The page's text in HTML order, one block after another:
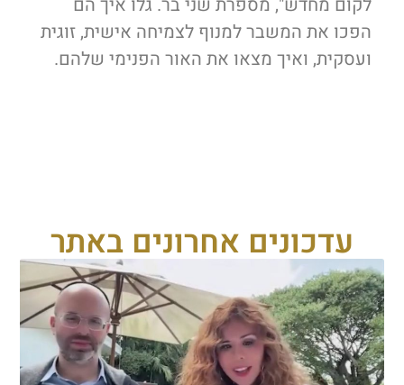
הפכו את המשבר למנוף לצמיחה אישית, זוגית
ועסקית, ואיך מצאו את האור הפנימי שלהם.
עדכונים אחרונים באתר